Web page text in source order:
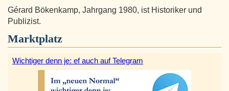
Gérard Bökenkamp, Jahrgang 1980, ist Historiker und
Publizist.
Marktplatz
Wichtiger denn je: ef auch auf Telegram